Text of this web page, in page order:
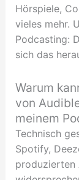
Hörspiele,
vieles mehr.
Podcasting:
sich das
Warum
von
meinem
Technisch
Spotify,
produzierten